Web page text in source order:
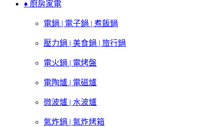
♦ 廚房家電
電鍋 | 電子鍋 | 煮飯鍋
壓力鍋 | 美食鍋 | 旅行鍋
電火鍋 | 電烤盤
電陶爐 | 電磁爐
微波爐 | 水波爐
氣炸鍋 | 氣炸烤箱